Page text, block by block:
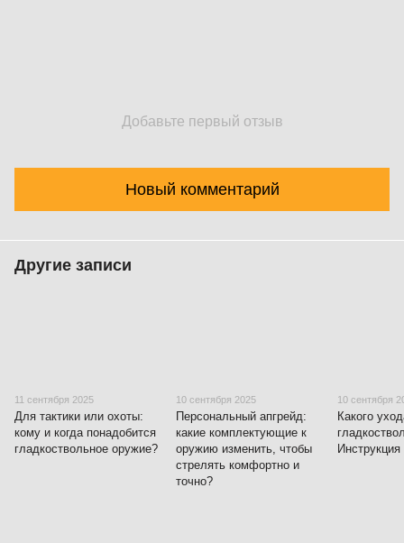
Добавьте первый отзыв
Новый комментарий
Другие записи
11 сентября 2025
Для тактики или охоты:
кому и когда понадобится
гладкоствольное оружие?
10 сентября 2025
Персональный апгрейд:
какие комплектующие к
оружию изменить, чтобы
стрелять комфортно и
точно?
10 сентября
Какого